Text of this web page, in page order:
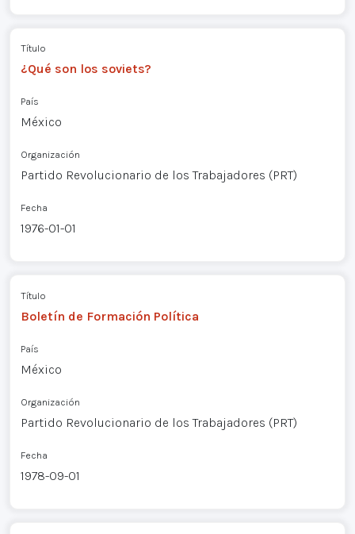
Título
¿Qué son los soviets?
País
México
Organización
Partido Revolucionario de los Trabajadores (PRT)
Fecha
1976-01-01
Título
Boletín de Formación Política
País
México
Organización
Partido Revolucionario de los Trabajadores (PRT)
Fecha
1978-09-01